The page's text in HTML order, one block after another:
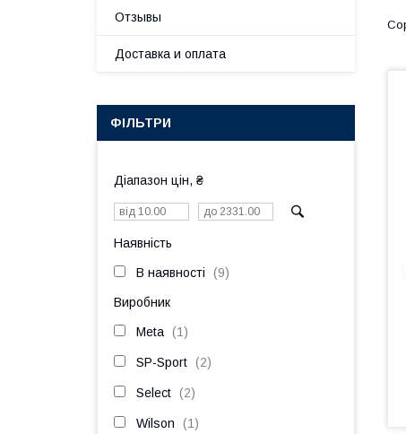
Отзывы
Доставка и оплата
ФІЛЬТРИ
Діапазон цін, ₴
Наявність
В наявності 9
Виробник
Meta 1
SP-Sport 2
Select 2
Wilson 1